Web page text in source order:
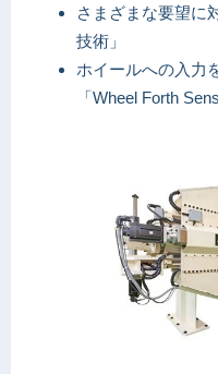
さまざまな要望に
技術」
ホイールへの入力
「Wheel Forth